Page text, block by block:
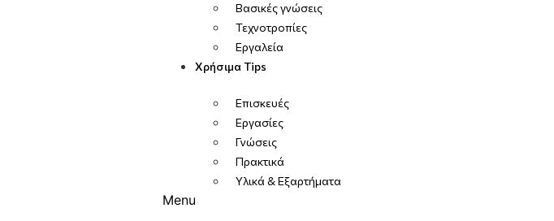
Βασικές γνώσεις
Τεχνοτροπίες
Εργαλεία
Χρήσιμα Tips
Επισκευές
Εργασίες
Γνώσεις
Πρακτικά
Υλικά & Εξαρτήματα
Menu